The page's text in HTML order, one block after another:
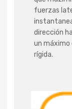
fuerzas
dirección
un máximo
rígida.